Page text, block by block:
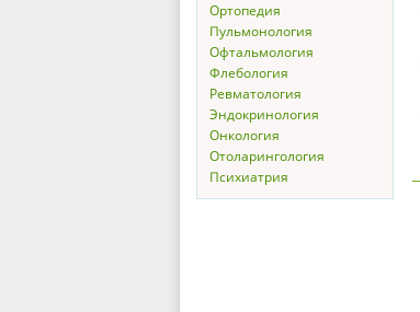
Ортопедия
Пульмонология
Офтальмология
Флебология
Ревматология
Эндокринология
Онкология
Отоларингология
Психиатрия